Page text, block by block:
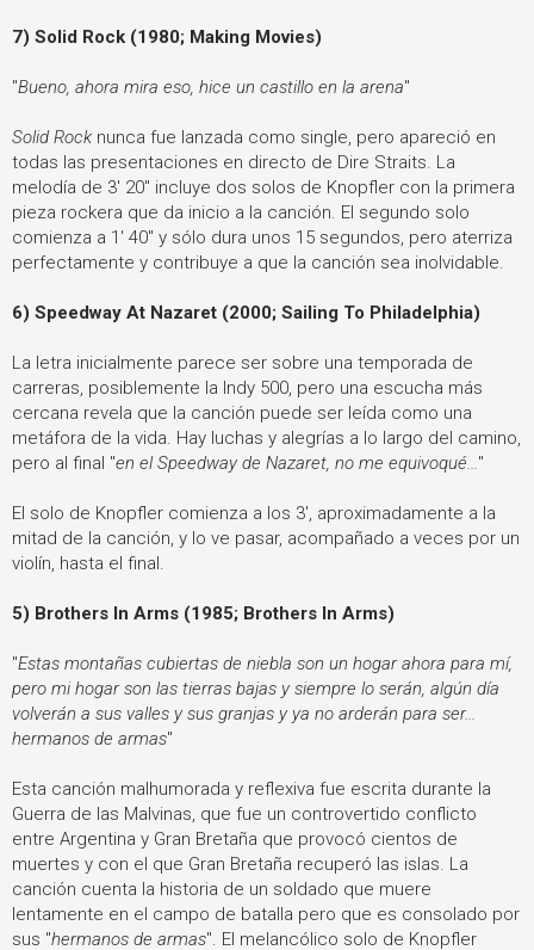
7) Solid Rock (1980; Making Movies)
"Bueno, ahora mira eso, hice un castillo en la arena"
Solid Rock nunca fue lanzada como single, pero apareció en
todas las presentaciones en directo de Dire Straits. La
melodía de 3' 20" incluye dos solos de Knopfler con la primera
pieza rockera que da inicio a la canción. El segundo solo
comienza a 1' 40" y sólo dura unos 15 segundos, pero aterriza
perfectamente y contribuye a que la canción sea inolvidable.
6) Speedway At Nazaret (2000; Sailing To Philadelphia)
La letra inicialmente parece ser sobre una temporada de
carreras, posiblemente la Indy 500, pero una escucha más
cercana revela que la canción puede ser leída como una
metáfora de la vida. Hay luchas y alegrías a lo largo del camino,
pero al final "en el Speedway de Nazaret, no me equivoqué..."
El solo de Knopfler comienza a los 3', aproximadamente a la
mitad de la canción, y lo ve pasar, acompañado a veces por un
violín, hasta el final.
5) Brothers In Arms (1985; Brothers In Arms)
"Estas montañas cubiertas de niebla son un hogar ahora para mí,
pero mi hogar son las tierras bajas y siempre lo serán, algún día
volverán a sus valles y sus granjas y ya no arderán para ser...
hermanos de armas"
Esta canción malhumorada y reflexiva fue escrita durante la
Guerra de las Malvinas, que fue un controvertido conflicto
entre Argentina y Gran Bretaña que provocó cientos de
muertes y con el que Gran Bretaña recuperó las islas. La
canción cuenta la historia de un soldado que muere
lentamente en el campo de batalla pero que es consolado por
sus "hermanos de armas". El melancólico solo de Knopfler